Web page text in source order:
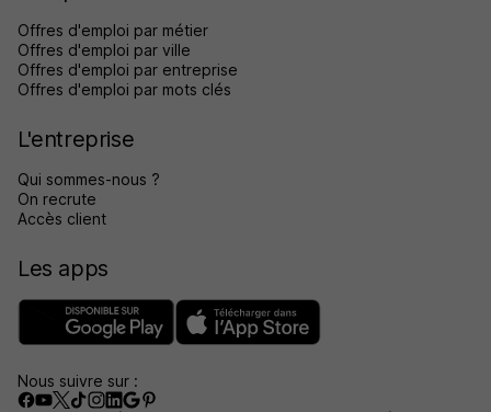
Offres d'emploi par métier
Offres d'emploi par ville
Offres d'emploi par entreprise
Offres d'emploi par mots clés
L'entreprise
Qui sommes-nous ?
On recrute
Accès client
Les apps
Nous suivre sur :